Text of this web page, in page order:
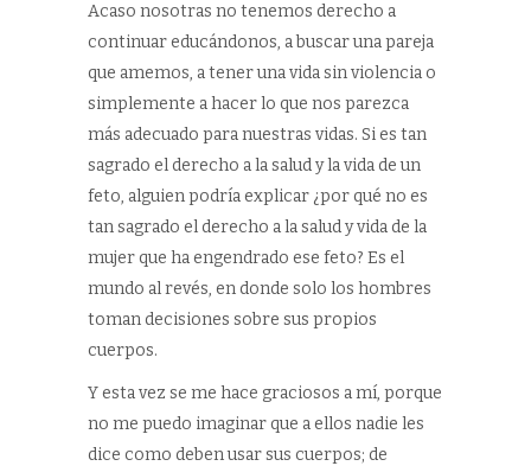
Acaso nosotras no tenemos derecho a
continuar educándonos, a buscar una pareja
que amemos, a tener una vida sin violencia o
simplemente a hacer lo que nos parezca
más adecuado para nuestras vidas. Si es tan
sagrado el derecho a la salud y la vida de un
feto, alguien podría explicar ¿por qué no es
tan sagrado el derecho a la salud y vida de la
mujer que ha engendrado ese feto? Es el
mundo al revés, en donde solo los hombres
toman decisiones sobre sus propios
cuerpos.
Y esta vez se me hace graciosos a mí, porque
no me puedo imaginar que a ellos nadie les
dice como deben usar sus cuerpos; de